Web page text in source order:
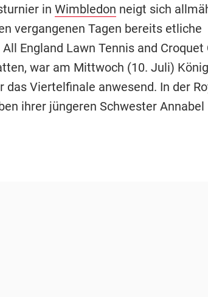
in Wimbledon neigt sich
vergangenen Tagen bereits etliche
England Lawn Tennis and Croquet
war am Mittwoch (10. Juli)
Viertelfinale anwesend. In der
ihrer jüngeren Schwester Annabel